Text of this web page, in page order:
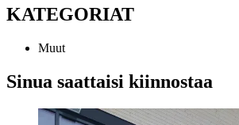
KATEGORIAT
Muut
Sinua saattaisi kiinnostaa